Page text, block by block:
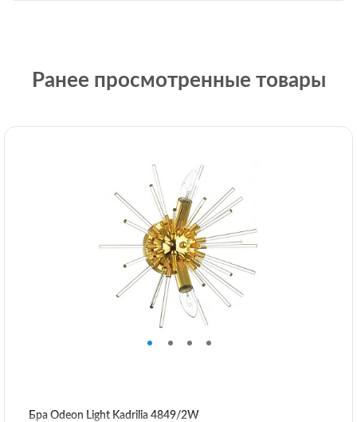
Ранее просмотренные товары
Бра Odeon Light Kadrilia 4849/2W